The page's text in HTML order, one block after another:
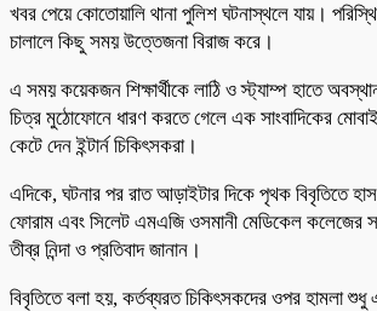
খবর পেয়ে কোতোয়ালি থানা পুলিশ ঘটনাস্থলে যায়।
চালালে কিছু সময় উত্তেজনা বিরাজ করে।
এ সময় কয়েকজন শিক্ষার্থীকে লাঠি ও স্ট্যাম্প হাতে
চিত্র মুঠোফোনে ধারণ করতে গেলে এক সাংবাদিকের
কেটে দেন ইন্টার্ন চিকিৎসকরা।
এদিকে, ঘটনার পর রাত আড়াইটার দিকে পৃথক বিবৃতিতে
ফোরাম এবং সিলেট এমএজি ওসমানী মেডিকেল কলেজের
তীব্র নিন্দা ও প্রতিবাদ জানান।
বিবৃতিতে বলা হয়, কর্তব্যরত চিকিৎসকদের ওপর হামলা